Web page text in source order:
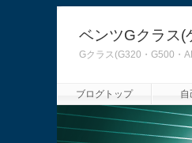
ベンツGクラス(
Gクラス(G320・G500・
ブログトップ 自